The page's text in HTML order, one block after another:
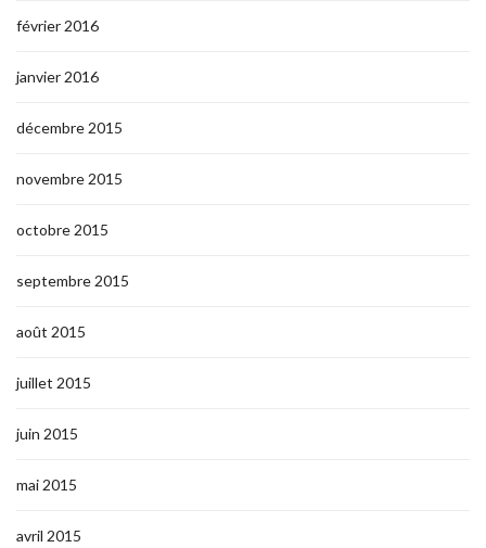
février 2016
janvier 2016
décembre 2015
novembre 2015
octobre 2015
septembre 2015
août 2015
juillet 2015
juin 2015
mai 2015
avril 2015